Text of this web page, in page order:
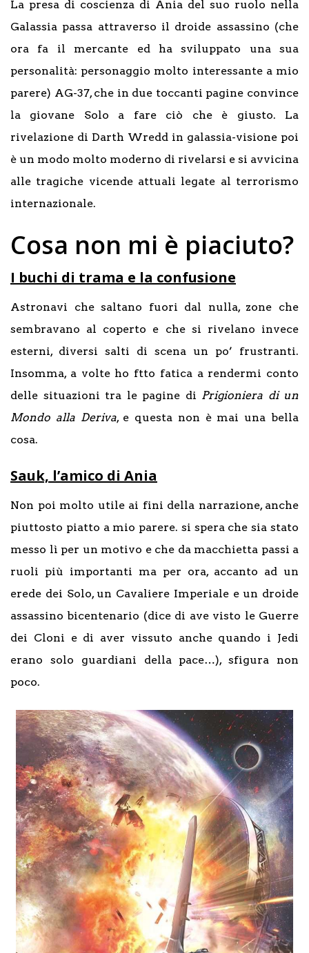
La presa di coscienza di Ania del suo ruolo nella
Galassia passa attraverso il droide assassino (che
ora fa il mercante ed ha sviluppato una sua
personalità: personaggio molto interessante a mio
parere) AG-37, che in due toccanti pagine convince
la giovane Solo a fare ciò che è giusto. La
rivelazione di Darth Wredd in galassia-visione poi
è un modo molto moderno di rivelarsi e si avvicina
alle tragiche vicende attuali legate al terrorismo
internazionale.
Cosa non mi è piaciuto?
I buchi di trama e la confusione
Astronavi che saltano fuori dal nulla, zone che
sembravano al coperto e che si rivelano invece
esterni, diversi salti di scena un po’ frustranti.
Insomma, a volte ho ftto fatica a rendermi conto
delle situazioni tra le pagine di Prigioniera di un
Mondo alla Deriva, e questa non è mai una bella
cosa.
Sauk, l’amico di Ania
Non poi molto utile ai fini della narrazione, anche
piuttosto piatto a mio parere. si spera che sia stato
messo lì per un motivo e che da macchietta passi a
ruoli più importanti ma per ora, accanto ad un
erede dei Solo, un Cavaliere Imperiale e un droide
assassino bicentenario (dice di ave visto le Guerre
dei Cloni e di aver vissuto anche quando i Jedi
erano solo guardiani della pace…), sfigura non
poco.